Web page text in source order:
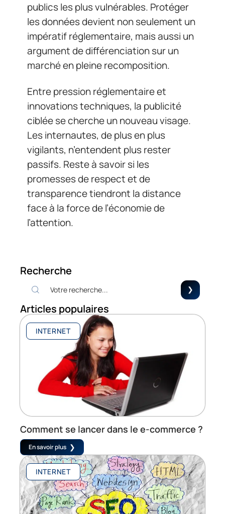
publics les plus vulnérables. Protéger
les données devient non seulement un
impératif réglementaire, mais aussi un
argument de différenciation sur un
marché en pleine recomposition.
Entre pression réglementaire et
innovations techniques, la publicité
ciblée se cherche un nouveau visage.
Les internautes, de plus en plus
vigilants, n’entendent plus rester
passifs. Reste à savoir si les
promesses de respect et de
transparence tiendront la distance
face à la force de l’économie de
l’attention.
Recherche
Articles populaires
INTERNET
Comment se lancer dans le e-commerce ?
En savoir plus
INTERNET